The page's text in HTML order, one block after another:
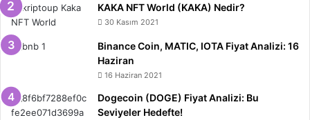
KAKA NFT World (KAKA) Nedir?
30 Kasım 2021
Binance Coin, MATIC, IOTA Fiyat Analizi: 16
Haziran
16 Haziran 2021
Dogecoin (DOGE) Fiyat Analizi: Bu
Seviyeler Hedefte!